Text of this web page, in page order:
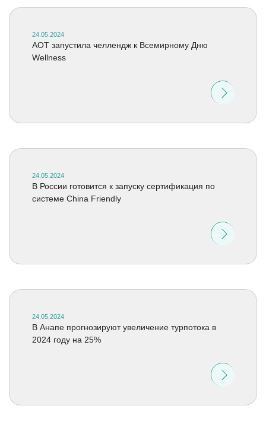
24.05.2024
АОТ запустила челлендж к Всемирному Дню
Wellness
24.05.2024
В России готовится к запуску сертификация по
системе China Friendly
24.05.2024
В Анапе прогнозируют увеличение турпотока в
2024 году на 25%